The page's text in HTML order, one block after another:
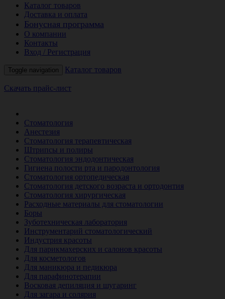
Каталог товаров
Доставка и оплата
Бонусная программа
О компании
Контакты
Вход / Регистрация
Toggle navigation Каталог товаров
Скачать прайс-лист
Стоматология
Анестезия
Стоматология терапевтическая
Штрипсы и полиры
Стоматология эндодонтическая
Гигиена полости рта и пародонтология
Стоматология ортопедическая
Стоматология детского возраста и ортодонтия
Стоматология хирургическая
Расходные материалы для стоматологии
Боры
Зуботехническая лаборатория
Инструментарий стоматологический
Индустрия красоты
Для парикмахерских и салонов красоты
Для косметологов
Для маникюра и педикюра
Для парафинотерапии
Восковая депиляция и шугаринг
Для загара и солярия